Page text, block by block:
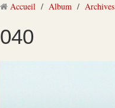
Accueil / Album / Archives
040